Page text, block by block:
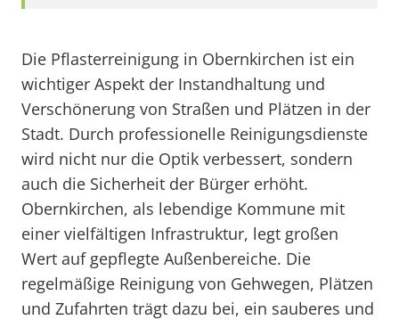
Die Pflasterreinigung in Obernkirchen ist ein
wichtiger Aspekt der Instandhaltung und
Verschönerung von Straßen und Plätzen in der
Stadt. Durch professionelle Reinigungsdienste
wird nicht nur die Optik verbessert, sondern
auch die Sicherheit der Bürger erhöht.
Obernkirchen, als lebendige Kommune mit
einer vielfältigen Infrastruktur, legt großen
Wert auf gepflegte Außenbereiche. Die
regelmäßige Reinigung von Gehwegen, Plätzen
und Zufahrten trägt dazu bei, ein sauberes und